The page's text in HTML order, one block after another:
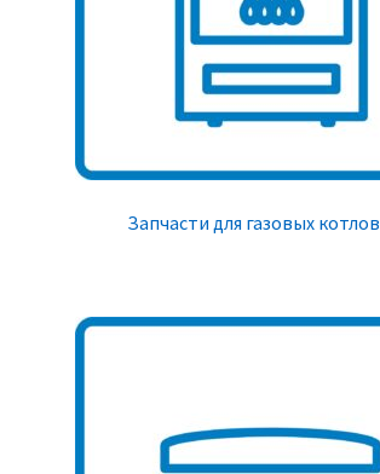
Запчасти для газовых котлов